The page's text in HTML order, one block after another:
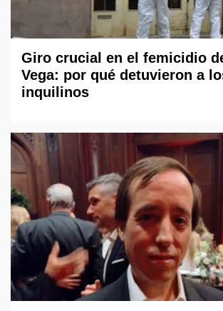
Giro crucial en el femicidio
Vega: por qué detuvieron a
inquilinos